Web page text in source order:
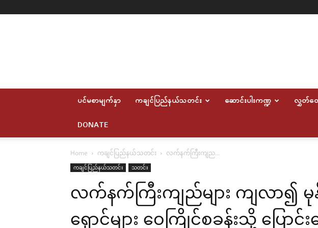
ပင်မစာမျက်နှာ ကချင်ပြည်နယ်သတင်း ဆောင်းပါးကဏ္ဍ လွှတ်တ
DONATE
Home ကချင်ပြည်နယ်သတင်း လက်နက်ကြီးကျည...
ကချင်ပြည်နယ်သတင်း သတင်း
လက်နက်ကြီးကျည်များ ကျလာ၍
ရှောင်များ ဝေကြိုင်စခန်းသို့ ပြောင်း